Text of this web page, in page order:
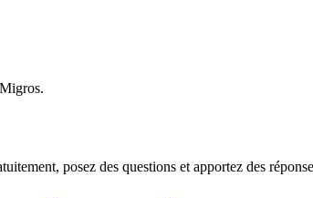
posez des questions et apportez des